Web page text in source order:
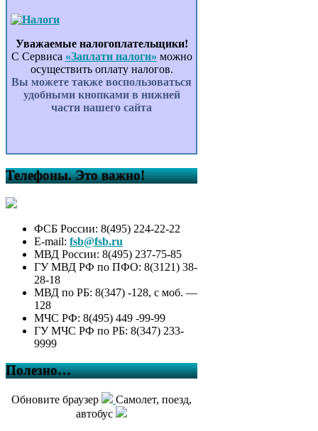
Уважаемые налогоплательщики!
С Сервиса «Заплати налоги» можно
осуществить оплату налогов.
Вы можете также воспользоваться
удобными кнопками в нижней
части нашего сайта
Телефоны. Это важно!
ФСБ России: 8(495) 224-22-22
E-mail: fsb@fsb.ru
МВД России: 8(495) 237-75-85
ГУ МВД РФ по ПФО: 8(3121) 38-
28-18
МВД по РБ: 8(347) -128, с моб. —
128
МЧС РФ: 8(495) 449 -99-99
ГУ МЧС РФ по РБ: 8(347) 233-
9999
Полезно…
Обновите браузер
Самолет, поезд,
автобус